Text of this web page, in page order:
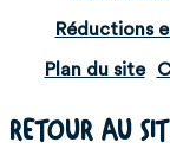
Réductions
Plan du site
RETOUR AU